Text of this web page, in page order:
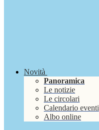
Novità
Panoramica
Le notizie
Le circolari
Calendario eventi
Albo online